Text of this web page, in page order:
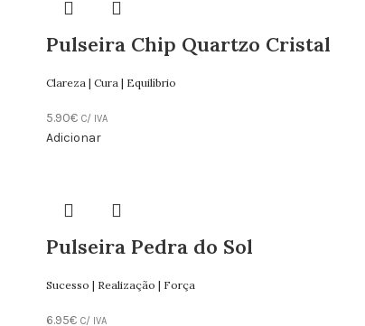
Pulseira Chip Quartzo Cristal
Clareza | Cura | Equilíbrio
5.90€ C/ IVA
Adicionar
Pulseira Pedra do Sol
Sucesso | Realização | Força
6.95€ C/ IVA